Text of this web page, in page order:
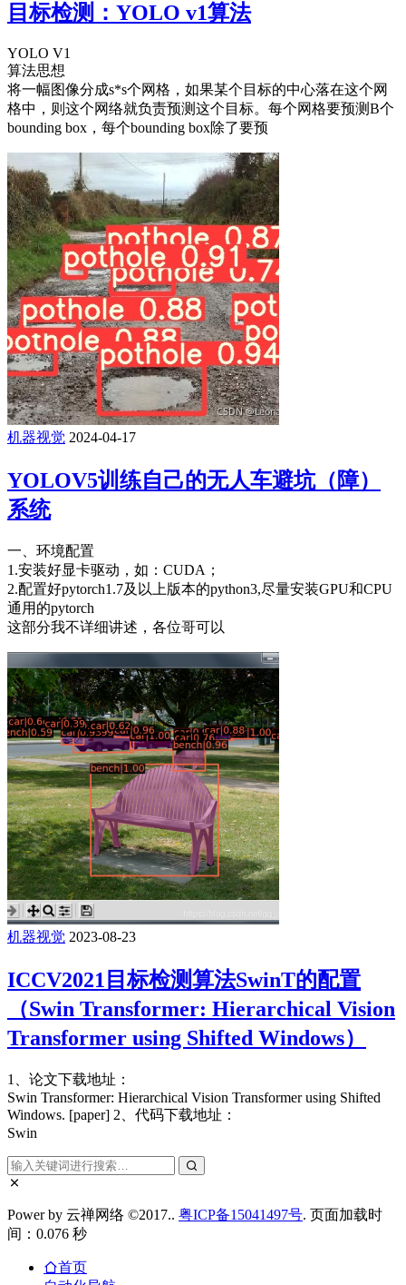
目标检测：YOLO v1算法
YOLO V1
算法思想
将一幅图像分成s*s个网格，如果某个目标的中心落在这个网
格中，则这个网络就负责预测这个目标。每个网格要预测B个
bounding box，每个bounding box除了要预
机器视觉 2024-04-17
YOLOV5训练自己的无人车避坑（障）
系统
一、环境配置
1.安装好显卡驱动，如：CUDA；
2.配置好pytorch1.7及以上版本的python3,尽量安装GPU和CPU
通用的pytorch
这部分我不详细讲述，各位哥可以
机器视觉 2023-08-23
ICCV2021目标检测算法SwinT的配置
（Swin Transformer: Hierarchical Vision
Transformer using Shifted Windows）
1、论文下载地址：
Swin Transformer: Hierarchical Vision Transformer using Shifted
Windows. [paper] 2、代码下载地址：
Swin
Power by 云禅网络 ©2017.. 粤ICP备15041497号. 页面加载时
间：0.076 秒
首页